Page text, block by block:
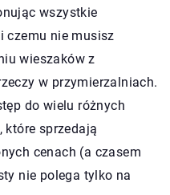
wszystkie
czemu nie musisz
wieszaków z
w przymierzalniach.
do wielu różnych
które sprzedają
cenach (a czasem
nie polega tylko na